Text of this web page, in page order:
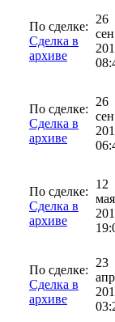
По сделке:
Сделка в
архиве
26
сен
По сделке:
Сделка в
архиве
26
сен
По сделке:
Сделка в
архиве
12
мая
По сделке:
Сделка в
архиве
23
апр